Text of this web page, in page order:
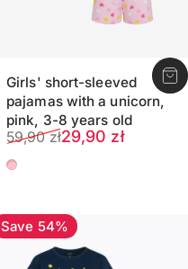
Girls' short-sleeved
pajamas with a unicorn,
pink, 3-8 years old
Sale price29,90 zł
Regular price
59,90 zł
Pastel pink
Save 54%